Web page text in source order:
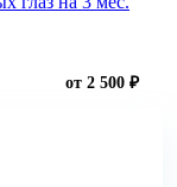
от 2 500 ₽